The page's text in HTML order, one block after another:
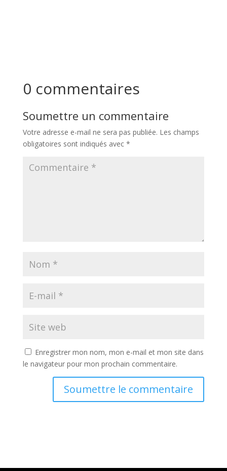
0 commentaires
Soumettre un commentaire
Votre adresse e-mail ne sera pas publiée. Les champs
obligatoires sont indiqués avec *
Enregistrer mon nom, mon e-mail et mon site dans
le navigateur pour mon prochain commentaire.
Soumettre le commentaire